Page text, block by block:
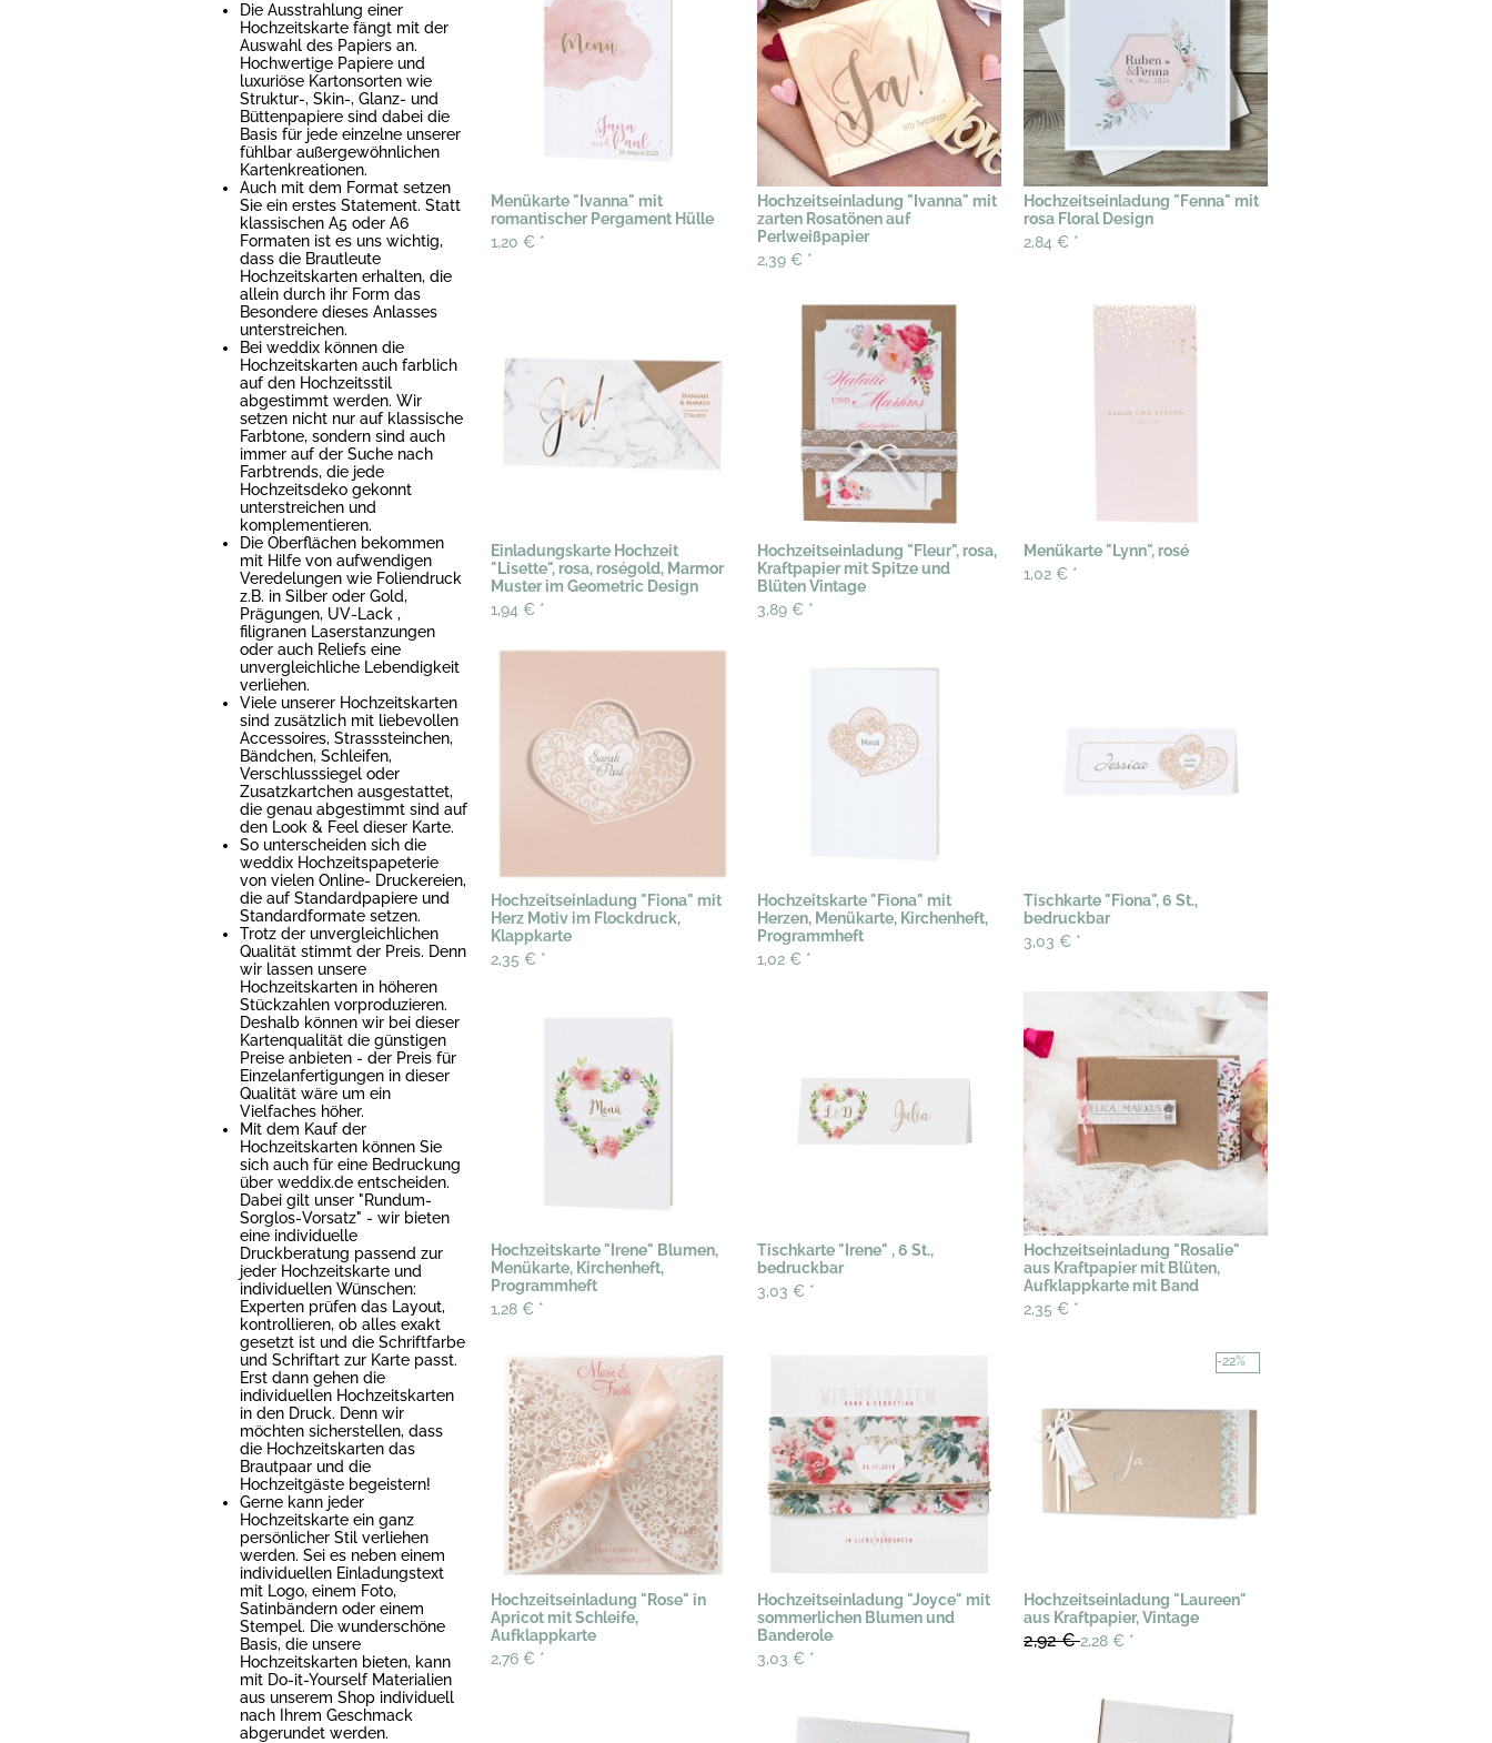
Die Ausstrahlung einer
Hochzeitskarte fängt mit der
Auswahl des Papiers an.
Hochwertige Papiere und
luxuriöse Kartonsorten wie
Struktur-, Skin-, Glanz- und
Büttenpapiere sind dabei die
Basis für jede einzelne unserer
fühlbar außergewöhnlichen
Kartenkreationen.
Auch mit dem Format setzen
Sie ein erstes Statement. Statt
klassischen A5 oder A6
Formaten ist es uns wichtig,
dass die Brautleute
Hochzeitskarten erhalten, die
allein durch ihr Form das
Besondere dieses Anlasses
unterstreichen.
Bei weddix können die
Hochzeitskarten auch farblich
auf den Hochzeitsstil
abgestimmt werden. Wir
setzen nicht nur auf klassische
Farbtone, sondern sind auch
immer auf der Suche nach
Farbtrends, die jede
Hochzeitsdeko gekonnt
unterstreichen und
komplementieren.
Die Oberflächen bekommen
mit Hilfe von aufwendigen
Veredelungen wie Foliendruck
z.B. in Silber oder Gold,
Prägungen, UV-Lack ,
filigranen Laserstanzungen
oder auch Reliefs eine
unvergleichliche Lebendigkeit
verliehen.
Viele unserer Hochzeitskarten
sind zusätzlich mit liebevollen
Accessoires, Strasssteinchen,
Bändchen, Schleifen,
Verschlusssiegel oder
Zusatzkartchen ausgestattet,
die genau abgestimmt sind auf
den Look & Feel dieser Karte.
So unterscheiden sich die
weddix Hochzeitspapeterie
von vielen Online- Druckereien,
die auf Standardpapiere und
Standardformate setzen.
Trotz der unvergleichlichen
Qualität stimmt der Preis. Denn
wir lassen unsere
Hochzeitskarten in höheren
Stückzahlen vorproduzieren.
Deshalb können wir bei dieser
Kartenqualität die günstigen
Preise anbieten - der Preis für
Einzelanfertigungen in dieser
Qualität wäre um ein
Vielfaches höher.
Mit dem Kauf der
Hochzeitskarten können Sie
sich auch für eine Bedruckung
über weddix.de entscheiden.
Dabei gilt unser "Rundum-
Sorglos-Vorsatz" - wir bieten
eine individuelle
Druckberatung passend zur
jeder Hochzeitskarte und
individuellen Wünschen:
Experten prüfen das Layout,
kontrollieren, ob alles exakt
gesetzt ist und die Schriftfarbe
und Schriftart zur Karte passt.
Erst dann gehen die
individuellen Hochzeitskarten
in den Druck. Denn wir
möchten sicherstellen, dass
die Hochzeitskarten das
Brautpaar und die
Hochzeitgäste begeistern!
Gerne kann jeder
Hochzeitskarte ein ganz
persönlicher Stil verliehen
werden. Sei es neben einem
individuellen Einladungstext
mit Logo, einem Foto,
Satinbändern oder einem
Stempel. Die wunderschöne
Basis, die unsere
Hochzeitskarten bieten, kann
mit Do-it-Yourself Materialien
aus unserem Shop individuell
nach Ihrem Geschmack
abgerundet werden.
Menükarte "Ivanna" mit
romantischer Pergament Hülle
1,20 € *
Hochzeitseinladung "Ivanna" mit
zarten Rosatönen auf
Perlweißpapier
2,39 € *
Hochzeitseinladung "Fenna" mit
rosa Floral Design
2,84 € *
Einladungskarte Hochzeit
"Lisette", rosa, roségold, Marmor
Muster im Geometric Design
1,94 € *
Hochzeitseinladung "Fleur", rosa,
Kraftpapier mit Spitze und
Blüten Vintage
3,89 € *
Menükarte "Lynn", rosé
1,02 € *
Hochzeitseinladung "Fiona" mit
Herz Motiv im Flockdruck,
Klappkarte
2,35 € *
Hochzeitskarte "Fiona" mit
Herzen, Menükarte, Kirchenheft,
Programmheft
1,02 € *
Tischkarte "Fiona", 6 St.,
bedruckbar
3,03 € *
Hochzeitskarte "Irene" Blumen,
Menükarte, Kirchenheft,
Programmheft
1,28 € *
Tischkarte "Irene" , 6 St.,
bedruckbar
3,03 € *
Hochzeitseinladung "Rosalie"
aus Kraftpapier mit Blüten,
Aufklappkarte mit Band
2,35 € *
Hochzeitseinladung "Rose" in
Apricot mit Schleife,
Aufklappkarte
2,76 € *
Hochzeitseinladung "Joyce" mit
sommerlichen Blumen und
Banderole
3,03 € *
-22%
Hochzeitseinladung "Laureen"
aus Kraftpapier, Vintage
2,92 €2,28 € *